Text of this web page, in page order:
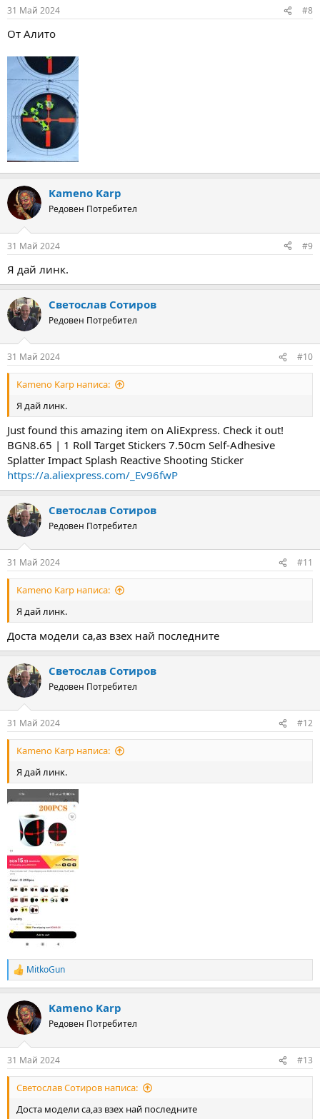
s
31 Май 2024 #8
От Алито
Kameno Karp
Редовен Потребител
31 Май 2024 #9
Я дай линк.
Светослав Сотиров
Редовен Потребител
31 Май 2024 #10
Kameno Karp написа:
Я дай линк.
Just found this amazing item on AliExpress. Check it out!
BGN8.65 | 1 Roll Target Stickers 7.50cm Self-Adhesive
Splatter Impact Splash Reactive Shooting Sticker
https://a.aliexpress.com/_Ev96fwP
Светослав Сотиров
Редовен Потребител
31 Май 2024 #11
Kameno Karp написа:
Я дай линк.
Доста модели са,аз взех най последните
Светослав Сотиров
Редовен Потребител
31 Май 2024 #12
Kameno Karp написа:
Я дай линк.
R
e
c
t
i
s
:
MitkoGun
Kameno Karp
Редовен Потребител
31 Май 2024 #13
Светослав Сотиров написа:
Доста модели са,аз взех най последните